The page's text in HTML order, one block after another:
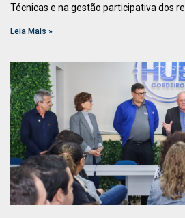
Técnicas e na gestão participativa dos
Leia Mais »